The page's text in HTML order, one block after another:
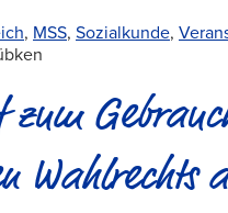
, MSS, Sozialkunde,
zum
Wahlrechts